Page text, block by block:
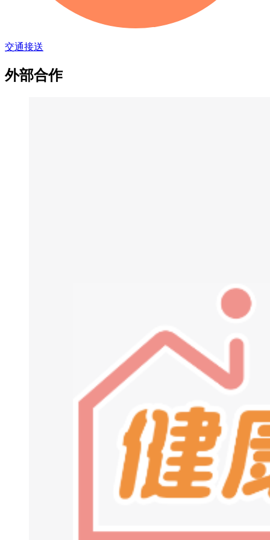
交通接送
外部合作